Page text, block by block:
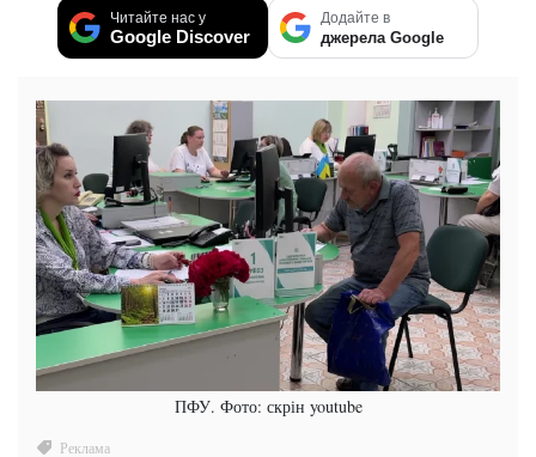
Читайте нас у
Google Discover
Додайте в
джерела Google
ПФУ. Фото: скрін youtube